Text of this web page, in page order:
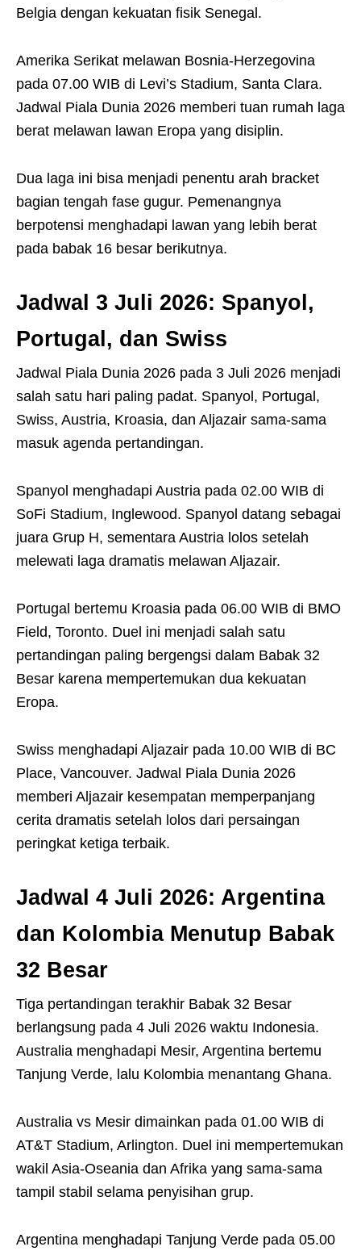
Belgia dengan kekuatan fisik Senegal.
Amerika Serikat melawan Bosnia-Herzegovina
pada 07.00 WIB di Levi’s Stadium, Santa Clara.
Jadwal Piala Dunia 2026 memberi tuan rumah laga
berat melawan lawan Eropa yang disiplin.
Dua laga ini bisa menjadi penentu arah bracket
bagian tengah fase gugur. Pemenangnya
berpotensi menghadapi lawan yang lebih berat
pada babak 16 besar berikutnya.
Jadwal 3 Juli 2026: Spanyol,
Portugal, dan Swiss
Jadwal Piala Dunia 2026 pada 3 Juli 2026 menjadi
salah satu hari paling padat. Spanyol, Portugal,
Swiss, Austria, Kroasia, dan Aljazair sama-sama
masuk agenda pertandingan.
Spanyol menghadapi Austria pada 02.00 WIB di
SoFi Stadium, Inglewood. Spanyol datang sebagai
juara Grup H, sementara Austria lolos setelah
melewati laga dramatis melawan Aljazair.
Portugal bertemu Kroasia pada 06.00 WIB di BMO
Field, Toronto. Duel ini menjadi salah satu
pertandingan paling bergengsi dalam Babak 32
Besar karena mempertemukan dua kekuatan
Eropa.
Swiss menghadapi Aljazair pada 10.00 WIB di BC
Place, Vancouver. Jadwal Piala Dunia 2026
memberi Aljazair kesempatan memperpanjang
cerita dramatis setelah lolos dari persaingan
peringkat ketiga terbaik.
Jadwal 4 Juli 2026: Argentina
dan Kolombia Menutup Babak
32 Besar
Tiga pertandingan terakhir Babak 32 Besar
berlangsung pada 4 Juli 2026 waktu Indonesia.
Australia menghadapi Mesir, Argentina bertemu
Tanjung Verde, lalu Kolombia menantang Ghana.
Australia vs Mesir dimainkan pada 01.00 WIB di
AT&T Stadium, Arlington. Duel ini mempertemukan
wakil Asia-Oseania dan Afrika yang sama-sama
tampil stabil selama penyisihan grup.
Argentina menghadapi Tanjung Verde pada 05.00